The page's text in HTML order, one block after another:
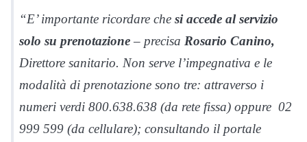
“E’ importante ricordare che si accede al servizio
solo su prenotazione– precisa Rosario Canino,
Direttore sanitario. Non serve l’impegnativa e le
modalità di prenotazione sono tre: attraverso i
numeri verdi 800.638.638 (da rete fissa) oppure 02
999 599 (da cellulare); consultando il portale